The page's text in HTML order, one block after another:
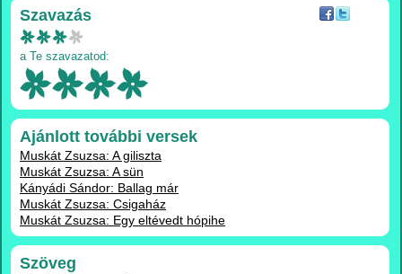
Szavazás
a Te szavazatod:
Ajánlott további versek
Muskát Zsuzsa: A giliszta
Muskát Zsuzsa: A sün
Kányádi Sándor: Ballag már
Muskát Zsuzsa: Csigaház
Muskát Zsuzsa: Egy eltévedt hópihe
Szöveg